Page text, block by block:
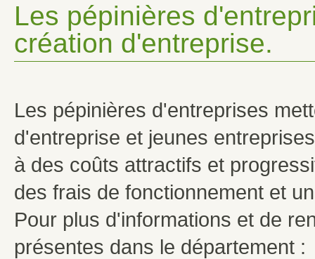
Les pépinières
création d'entreprise.
Les pépinières d'entreprises
d'entreprise et jeunes
à des coûts attractifs et
des frais de fonctionnement et
Pour plus d'informations et de
présentes dans le département :